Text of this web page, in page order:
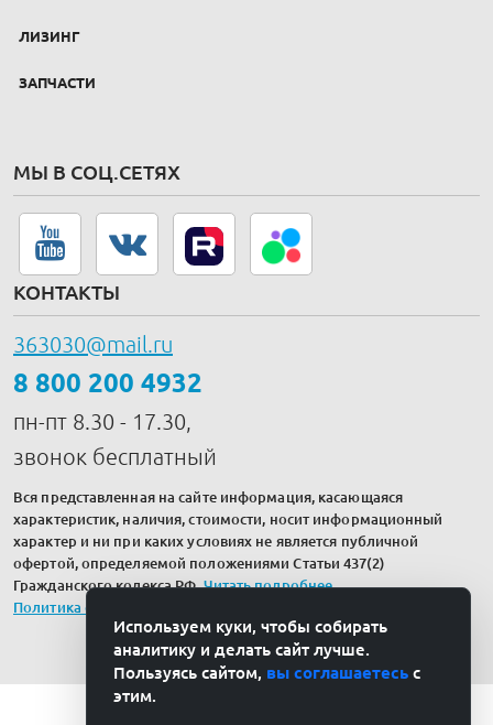
ЛИЗИНГ
ЗАПЧАСТИ
МЫ В СОЦ.СЕТЯХ
КОНТАКТЫ
363030@mail.ru
8 800 200 4932
пн-пт 8.30 - 17.30,
звонок бесплатный
Вся представленная на сайте информация, касающаяся
характеристик, наличия, стоимости, носит информационный
характер и ни при каких условиях не является публичной
офертой, определяемой положениями Статьи 437(2)
Гражданского кодекса РФ.Читать подробнее.
Политика обработки персональных данных
Используем куки, чтобы собирать
аналитику и делать сайт лучше.
Пользуясь сайтом, вы соглашаетесь с
этим.